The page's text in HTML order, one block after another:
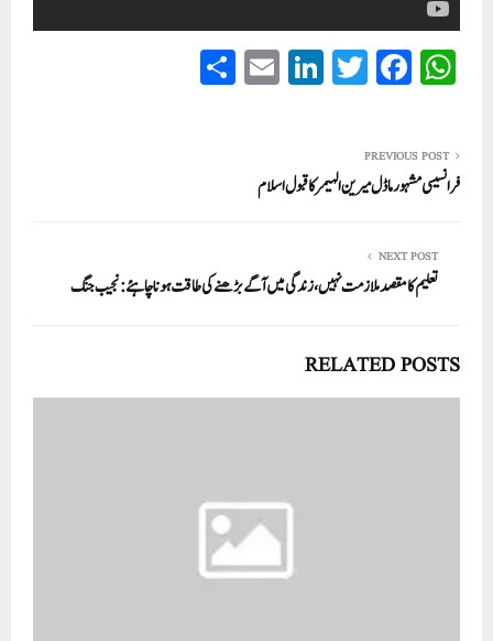
W
A
pp
Fa
ok
T
r
Li
In
E
PREVIOUS POST
فرانسیسی مشہور ماڈل میرین الہیمر کا قبول اسلام
NEXT POST
تعلیم کا مقصد ملازمت نہیں، زندگی میں آگے بڑھنے کی طاقت ہونا چاہئے:نجیب جنگ
RELATED POSTS